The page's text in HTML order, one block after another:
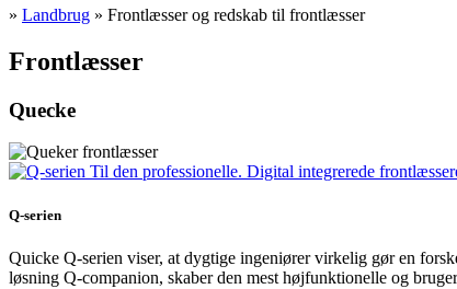
» Landbrug » Frontlæsser og redskab til frontlæsser
Frontlæsser
Quecke
Q-serien
Quicke Q-serien viser, at dygtige ingeniører virkelig gør en
løsning Q-companion, skaber den mest højfunktionelle og